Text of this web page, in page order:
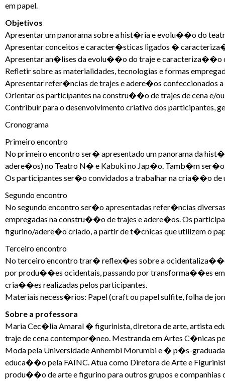
em papel.
Objetivos
Apresentar um panorama sobre a hist�ria e evolu��o do
Apresentar conceitos e caracter�sticas ligados �
Apresentar an�lises da evolu��o do traje e caracteriza��o
Refletir sobre as materialidades, tecnologias e formas
Apresentar refer�ncias de trajes e adere�os confeccionados
Orientar os participantes na constru��o de trajes de cena e/
Contribuir para o desenvolvimento criativo dos participantes,
Cronograma
Primeiro encontro
No primeiro encontro ser� apresentado um panorama da
adere�os) no Teatro N� e Kabuki no Jap�o. Tamb�m
Os participantes ser�o convidados a trabalhar na cria��o de
Segundo encontro
No segundo encontro ser�o apresentadas refer�ncias
empregadas na constru��o de trajes e adere�os. Os
figurino/adere�o criado, a partir de t�cnicas que utilizem o
Terceiro encontro
No terceiro encontro trar� reflex�es sobre a ocidentaliza��o
por produ��es ocidentais, passando por transforma��es
cria��es realizadas pelos participantes.
Materiais necess�rios: Papel (craft ou papel sulfite, folha de
Sobre a professora
Maria Cec�lia Amaral � figurinista, diretora de arte, artista
traje de cena contempor�neo. Mestranda em Artes C�nicas
Moda pela Universidade Anhembi Morumbi e � p�s-
educa��o pela FAINC. Atua como Diretora de Arte e
produ��o de arte e figurino para outros grupos e